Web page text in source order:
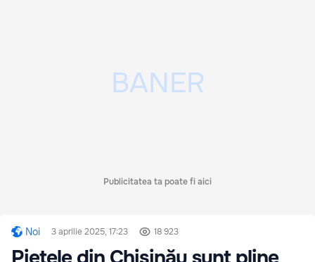
Publicitatea ta poate fi aici
Noi 3 aprilie 2025, 17:23 18 923